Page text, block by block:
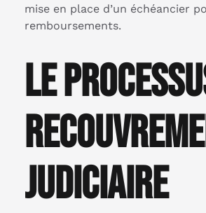
mise en place d’un échéancier
remboursements.
Le
judiciaire